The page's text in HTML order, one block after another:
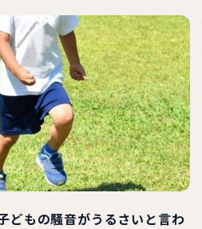
どもの騒音がうるさいと言わ